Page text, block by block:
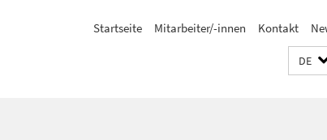
Startseite Mitarbeiter/-innen Kontakt
DE